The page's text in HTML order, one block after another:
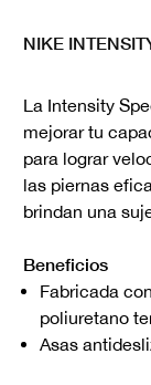
NIKE
La Intensity
mejorar tu
para lograr
las piernas
brindan una
Beneficios
Fabricada
poliuretano
Asas